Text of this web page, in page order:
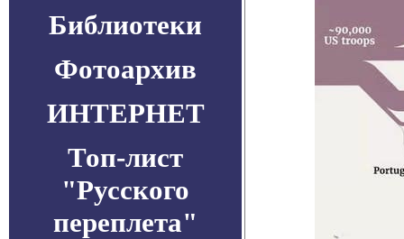
Библиотеки
Фотоархив
ИНТЕРНЕТ
Топ-лист
"Русского
переплета"